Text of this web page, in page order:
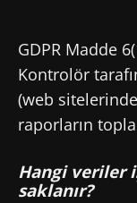
GDPR Madde
Kontrolör
(web
raporların
Hangi veriler
saklanır?